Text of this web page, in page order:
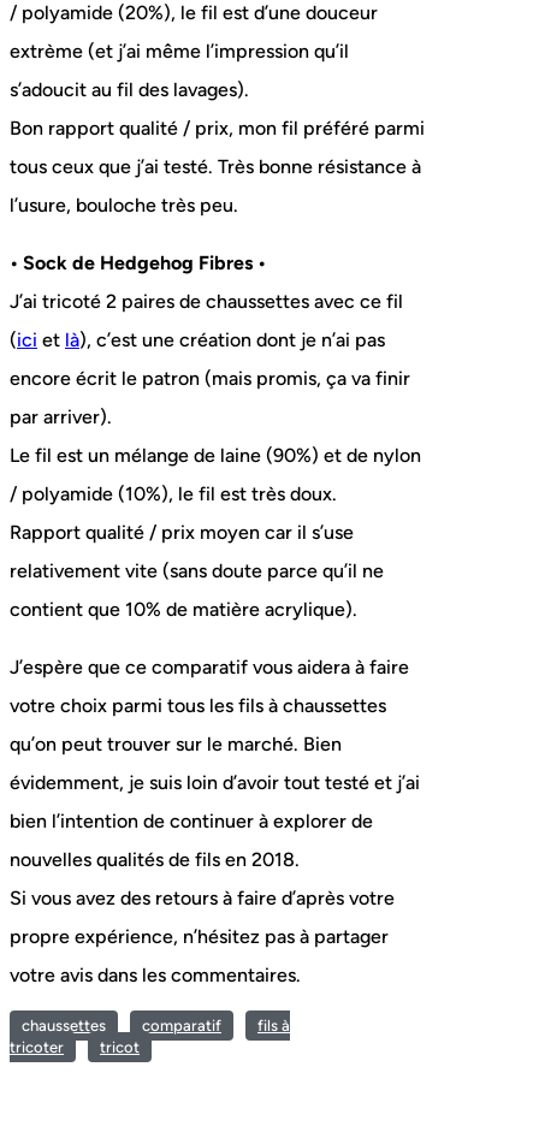
/ polyamide (20%), le fil est d’une douceur
extrème (et j’ai même l’impression qu’il
s’adoucit au fil des lavages).
Bon rapport qualité / prix, mon fil préféré parmi
tous ceux que j’ai testé. Très bonne résistance à
l’usure, bouloche très peu.
• Sock de Hedgehog Fibres •
J’ai tricoté 2 paires de chaussettes avec ce fil
(ici et là), c’est une création dont je n’ai pas
encore écrit le patron (mais promis, ça va finir
par arriver).
Le fil est un mélange de laine (90%) et de nylon
/ polyamide (10%), le fil est très doux.
Rapport qualité / prix moyen car il s’use
relativement vite (sans doute parce qu’il ne
contient que 10% de matière acrylique).
J’espère que ce comparatif vous aidera à faire
votre choix parmi tous les fils à chaussettes
qu’on peut trouver sur le marché. Bien
évidemment, je suis loin d’avoir tout testé et j’ai
bien l’intention de continuer à explorer de
nouvelles qualités de fils en 2018.
Si vous avez des retours à faire d’après votre
propre expérience, n’hésitez pas à partager
votre avis dans les commentaires.
chaussettes comparatif
fils à
tricoter
tricot